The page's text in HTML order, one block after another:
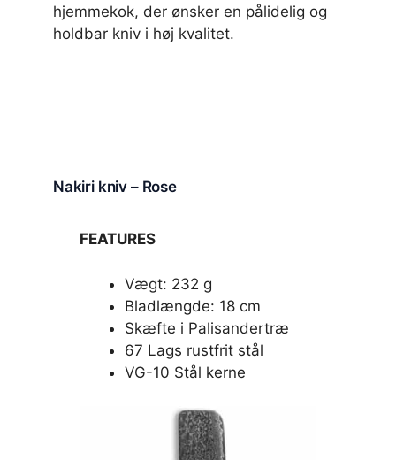
hjemmekok, der ønsker en pålidelig og
holdbar kniv i høj kvalitet.
Nakiri kniv – Rose
FEATURES
Vægt: 232 g
Bladlængde: 18 cm
Skæfte i Palisandertræ
67 Lags rustfrit stål
VG-10 Stål kerne